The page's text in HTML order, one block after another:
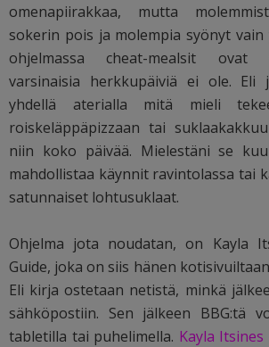
omenapiirakkaa, mutta
sokerin pois ja molempia syönyt vain
ohjelmassa cheat-mealsit ovat
varsinaisia herkkupäiviä ei ole. Eli
yhdellä aterialla mitä mieli
roiskeläppäpizzaan tai
niin koko päivää. Mielestäni se
mahdollistaa käynnit ravintolassa tai
satunnaiset lohtusuklaat.
Ohjelma jota noudatan, on Kayla
Guide, joka on siis hänen
Eli kirja ostetaan netistä, minkä
sähköpostiin. Sen jälkeen BBG:tä
tabletilla tai puhelimella. Kayla Itsines